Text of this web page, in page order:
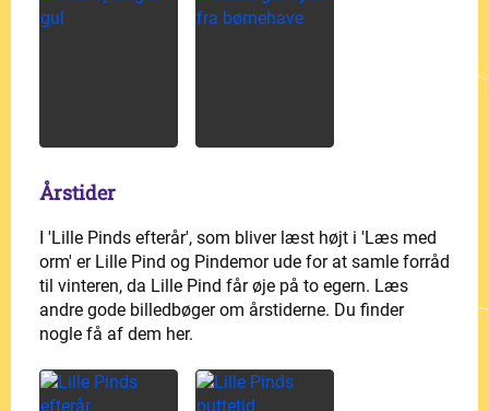
Årstider
I 'Lille Pinds efterår', som bliver læst højt i 'Læs med
orm' er Lille Pind og Pindemor ude for at samle forråd
til vinteren, da Lille Pind får øje på to egern. Læs
andre gode billedbøger om årstiderne. Du finder
nogle få af dem her.